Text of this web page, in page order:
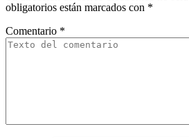
obligatorios están marcados con *
Comentario *